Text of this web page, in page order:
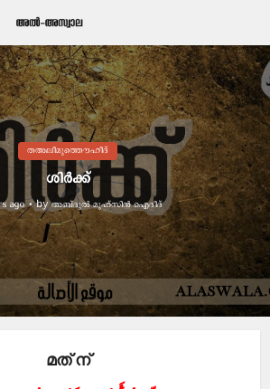
തഅലീമുത്തൌഹീദ്
ശിര്‍ക്ക്
ago byഅബ്ദുല്‍ മുഹ്സിന്‍ ഐദീദ്
മത് ന്‍